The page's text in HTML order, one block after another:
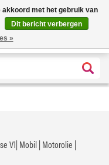
op gehele assortiment
X
V1| Mobil | Motorolie |
akkoord met het gebruik van
Dit bericht verbergen
»